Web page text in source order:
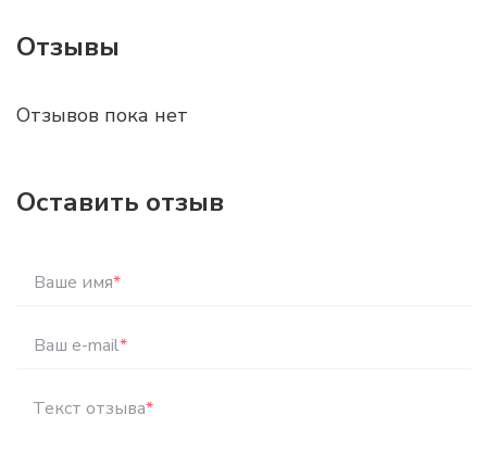
Отзывы
Отзывов пока нет
Оставить отзыв
Ваше имя*
Ваш e-mail*
Текст отзыва*